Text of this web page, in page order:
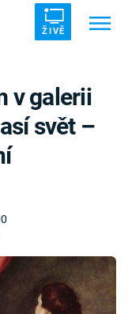
ŽIVĚ
v galerii
svět –